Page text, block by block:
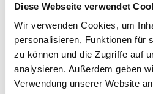
Diese Webseite verwendet
Wir verwenden Cookies, um
personalisieren, Funktionen für
zu können und die Zugriffe auf
analysieren. Außerdem geben
Verwendung unserer Website
weit im Einzelfall nichts anderes
dem Auftragnehmer im
Vergütungsübersicht. Auslagen
zusätzlich berechnet. Der
Vorschüsse auf Vergütung und
der Erfüllung der vorgenannten